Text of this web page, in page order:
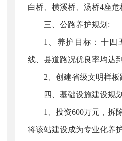
白桥、横溪桥、汤桥4座危
三、公路养护规划:
1、养护目标：十四
线、县道路况优良率均达
2、创建省级文明样板
四、基础设施建设规
1、投资600万元，拆
将该站建设成为专业化养